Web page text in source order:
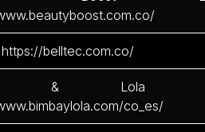
belltec.com.co/
& Lola
co_es/